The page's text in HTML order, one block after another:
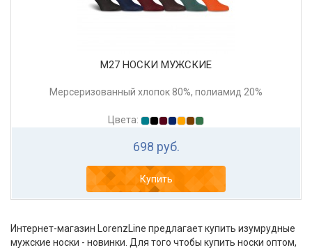
М27 НОСКИ МУЖСКИЕ
Мерсеризованный хлопок 80%, полиамид 20%
Цвета:
698 руб.
Купить
Интернет-магазин LorenzLine предлагает купить изумрудные
мужские носки - новинки. Для того чтобы купить носки оптом,